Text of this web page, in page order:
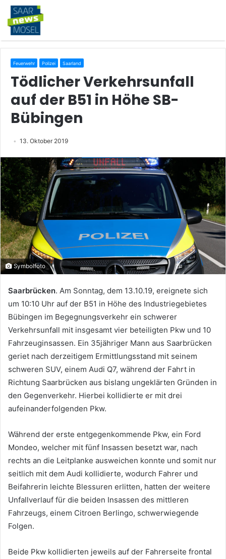
Feuerwehr Polizei Saarland
Tödlicher Verkehrsunfall
auf der B51 in Höhe SB-
Bübingen
13. Oktober 2019
Symbolfoto
Saarbrücken. Am Sonntag, dem 13.10.19, ereignete sich
um 10:10 Uhr auf der B51 in Höhe des Industriegebietes
Bübingen im Begegnungsverkehr ein schwerer
Verkehrsunfall mit insgesamt vier beteiligten Pkw und 10
Fahrzeuginsassen. Ein 35jähriger Mann aus Saarbrücken
geriet nach derzeitigem Ermittlungsstand mit seinem
schweren SUV, einem Audi Q7, während der Fahrt in
Richtung Saarbrücken aus bislang ungeklärten Gründen in
den Gegenverkehr. Hierbei kollidierte er mit drei
aufeinanderfolgenden Pkw.
Während der erste entgegenkommende Pkw, ein Ford
Mondeo, welcher mit fünf Insassen besetzt war, nach
rechts an die Leitplanke ausweichen konnte und somit nur
seitlich mit dem Audi kollidierte, wodurch Fahrer und
Beifahrerin leichte Blessuren erlitten, hatten der weitere
Unfallverlauf für die beiden Insassen des mittleren
Fahrzeugs, einem Citroen Berlingo, schwerwiegende
Folgen.
Beide Pkw kollidierten jeweils auf der Fahrerseite frontal